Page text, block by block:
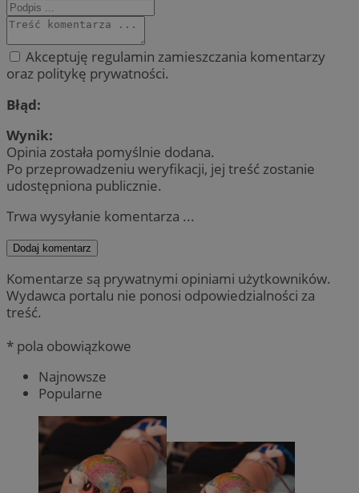
Akceptuję regulamin zamieszczania komentarzy
oraz politykę prywatności.
Błąd:
Wynik:
Opinia została pomyślnie dodana.
Po przeprowadzeniu weryfikacji, jej treść zostanie
udostępniona publicznie.
Trwa wysyłanie komentarza ...
Dodaj komentarz
Komentarze są prywatnymi opiniami użytkowników.
Wydawca portalu nie ponosi odpowiedzialności za
treść.
* pola obowiązkowe
Najnowsze
Popularne